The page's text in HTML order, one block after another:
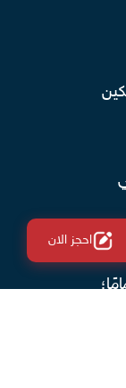
احجز الان